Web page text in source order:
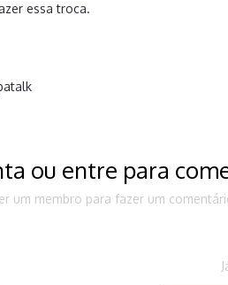
essa troca.
ou entre para
um membro para fazer um